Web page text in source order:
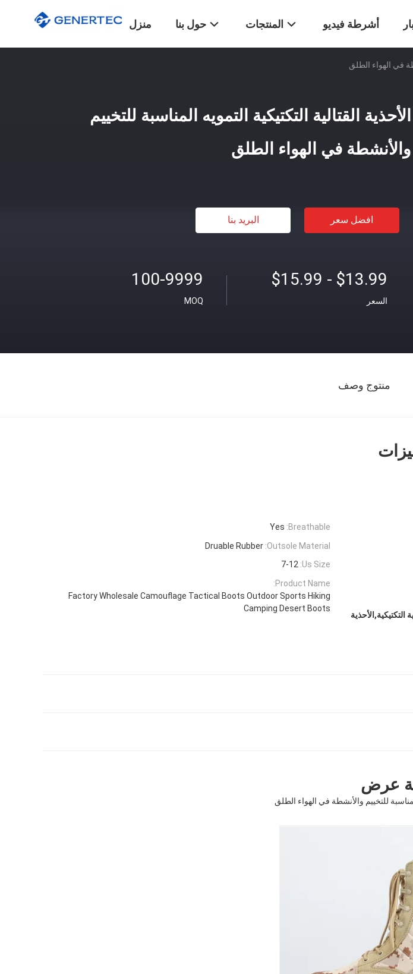
منزل حول بنا المنتجات أشرطة فيديو
في الهواء الطلق
الأحذية القتالية التكتيكية التمويه المناسبة للتخييم
والأنشطة في الهواء الطلق
افضل سعر البريد بنا
100-9999
MOQ
$13.99 - $15.99
السعر
منتوج وصف
Breathable:
Yes
Outsole Material:
Druable Rubber
Us Size:
7-12
Product Name:
Factory Wholesale Camouflage Tactical Boots Outdoor Sports Hiking
Camping Desert Boots
التكتيكية,الأحذية
عرض
للتخييم والأنشطة في الهواء الطلق